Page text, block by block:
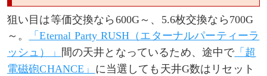
狙い目は等価交換なら600G～、5.6枚交換なら700G
～。
「Eternal Party RUSH（エターナルパーティーラ
ッシュ）」 間の天井となっているため、途中で「超
電磁砲CHANCE」 に当選しても天井G数はリセット